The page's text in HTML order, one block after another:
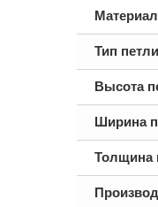
Материал
Тип петли
Высота
Ширина
Толщина